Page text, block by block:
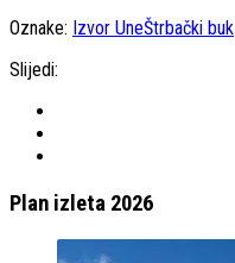
Oznake: Izvor UneŠtrbački buk
Slijedi:
Plan izleta 2026